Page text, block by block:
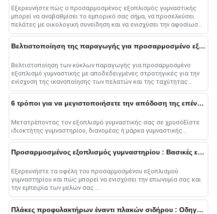
Εξερευνήστε πώς ο προσαρμοσμένος εξοπλισμός γυμναστικής
μπορεί να αναβαθμίσει το εμπορικό σας σήμα, να προσελκύσει
πελάτες με οικολογική συνείδηση και να ενισχύσει την αφοσίωση
των πελατών στο 2025....
Βελτιστοποίηση της παραγωγής για προσαρμοσμένο εξοπλισμό γυμναστικής
Βελτιστοποίηση των κύκλων παραγωγής για προσαρμοσμένο
εξοπλισμό γυμναστικής με αποδεδειγμένες στρατηγικές για την
ενίσχυση της ικανοποίησης των πελατών και της ταχύτητας
παράδοσης....
6 τρόποι για να μεγιστοποιήσετε την απόδοση της επένδυσης σε εξοπλισμό γυμναστικής
Μετατρέποντας τον εξοπλισμό γυμναστικής σας σε χρυσόΕίστε
ιδιοκτήτης γυμναστηρίου, διανομέας ή μάρκα γυμναστικής...
Προσαρμοσμένος εξοπλισμός γυμναστηρίου : Βασικές ερωτήσεις που απαντήθηκαν
Εξερευνήστε τα οφέλη του προσαρμοσμένου εξοπλισμού
γυμναστηρίου και πώς μπορεί να ενισχύσει την επωνυμία σας και
την εμπειρία των μελών σας....
Πλάκες προφυλακτήρων έναντι πλακών σιδήρου : Οδηγός ανάλυσης κόστους